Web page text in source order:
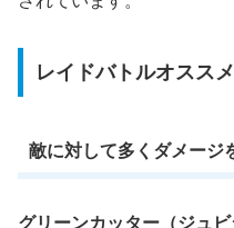
レイドバトルオスス
敵に対して多くダメージ
グリーンカッター（ジュビ